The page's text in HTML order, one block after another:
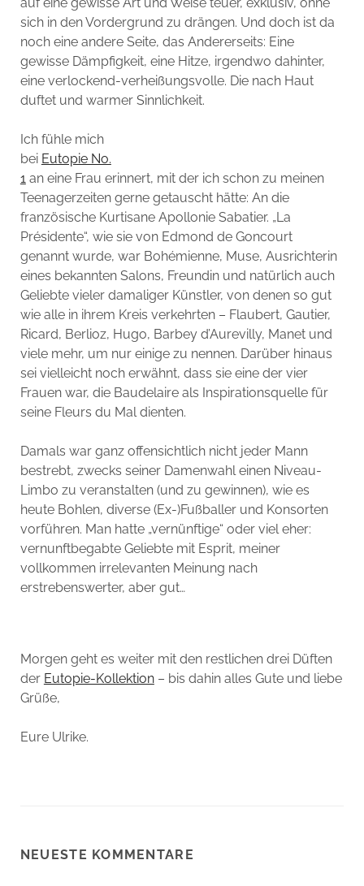
sich in den Vordergrund zu drängen. Und doch ist da
noch eine andere Seite, das Andererseits: Eine
gewisse Dämpfigkeit, eine Hitze, irgendwo dahinter,
eine verlockend-verheißungsvolle. Die nach Haut
duftet und warmer Sinnlichkeit.
Ich fühle mich
bei Eutopie No.
1an eine Frau erinnert, mit der ich schon zu meinen
Teenagerzeiten gerne getauscht hätte: An die
französische Kurtisane Apollonie Sabatier. „La
Présidente“, wie sie von Edmond de Goncourt
genannt wurde, war Bohémienne, Muse, Ausrichterin
eines bekannten Salons, Freundin und natürlich auch
Geliebte vieler damaliger Künstler, von denen so gut
wie alle in ihrem Kreis verkehrten – Flaubert, Gautier,
Ricard, Berlioz, Hugo, Barbey d’Aurevilly, Manet und
viele mehr, um nur einige zu nennen. Darüber hinaus
sei vielleicht noch erwähnt, dass sie eine der vier
Frauen war, die Baudelaire als Inspirationsquelle für
seine Fleurs du Mal dienten.
Damals war ganz offensichtlich nicht jeder Mann
bestrebt, zwecks seiner Damenwahl einen Niveau-
Limbo zu veranstalten (und zu gewinnen), wie es
heute Bohlen, diverse (Ex-)Fußballer und Konsorten
vorführen. Man hatte „vernünftige“ oder viel eher:
vernunftbegabte Geliebte mit Esprit, meiner
vollkommen irrelevanten Meinung nach
erstrebenswerter, aber gut…
Morgen geht es weiter mit den restlichen drei Düften
der Eutopie-Kollektion– bis dahin alles Gute und liebe
Grüße,
Eure Ulrike.
NEUESTE KOMMENTARE